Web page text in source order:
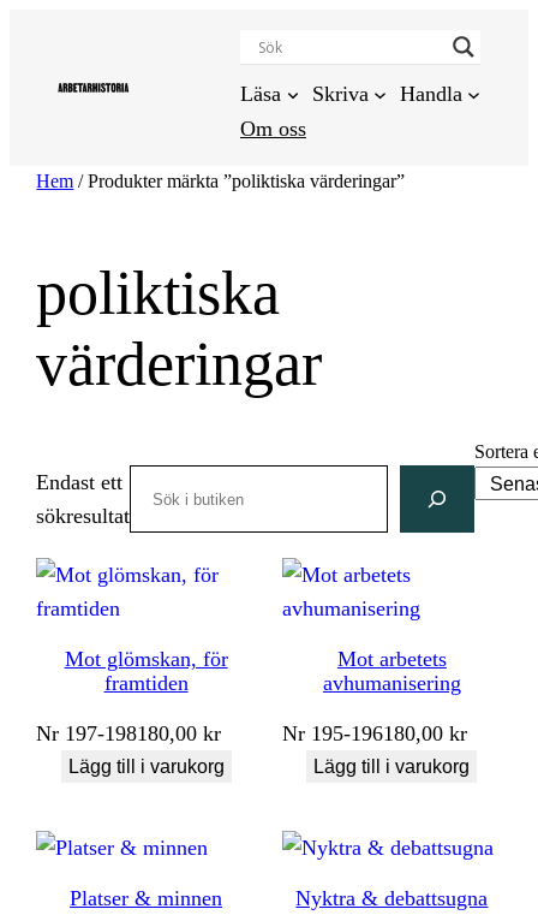
innehåll
Läsa Skriva
Handla
Om oss
Hem / Produkter märkta ”poliktiska värderingar”
poliktiska
värderingar
Endast ett
sökresultat
Sortera
Mot glömskan, för
framtiden
Nr 197-198180,00kr
Lägg till i varukorg
Mot arbetets
avhumanisering
Nr 195-196180,00kr
Lägg till i varukorg
Platser & minnen Nyktra & debattsugna